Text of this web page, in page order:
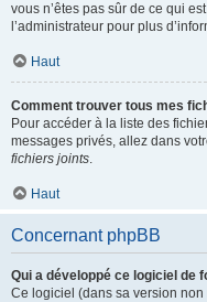
vous n’êtes pas sûr de ce qui
l’administrateur pour plus
Haut
Comment trouver tous mes
Pour accéder à la liste des
messages privés, allez dans
fichiers joints.
Haut
Concernant phpBB
Qui a développé ce logiciel de
Ce logiciel (dans sa version